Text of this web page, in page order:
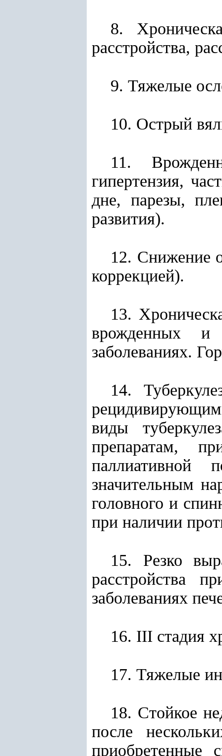
8.
расстройства,
9. Тяжелые
10. Острый
11.
гипертензия,
дне, парезы,
развития).
12. Снижение
коррекцией).
13.
врожденных и
заболеваниях.
14.
виды
препаратам,
паллиативной
значительным
головного и
при наличии
15. Резко
расстройства
заболеваниях
16. III стадия
17. Тяжелые
18. Стойкое
после